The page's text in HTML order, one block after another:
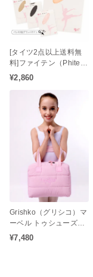
[タイツ2点以上送料無
料]ファイテン（Phite
n）アクアチタン コン
イツ（穴あき / 大人タイ
ツ / ジュニアタイツ）ア
クアチタン配合の心身
をリラックス状態へと
サポート♪
¥2,860
Grishko（グリシコ）マ
ーベル トゥシューズケ
ース（ポアント収納バ
ッグ / ロールケース / バ
¥7,480